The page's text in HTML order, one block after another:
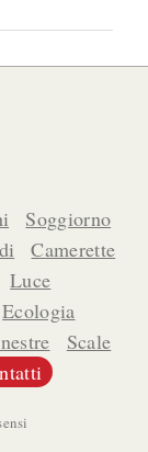
Soggiorno
Camerette
Luce
Ecologia
Scale